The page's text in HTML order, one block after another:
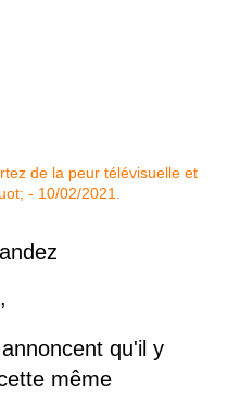
qu'il y
même